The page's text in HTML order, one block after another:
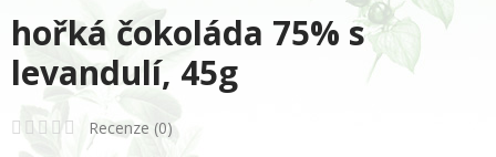
hořká čokoláda 75% s
levandulí, 45g
Recenze (0)